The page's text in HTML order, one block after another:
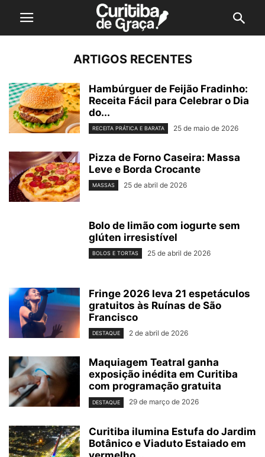
ARTIGOS RECENTES
Hambúrguer de Feijão Fradinho:
Receita Fácil para Celebrar o Dia
do...
RECEITA PRÁTICA E BARATA 25 de maio de 2026
Pizza de Forno Caseira: Massa
Leve e Borda Crocante
MASSAS 25 de abril de 2026
Bolo de limão com iogurte sem
glúten irresistível
BOLOS E TORTAS 25 de abril de 2026
Fringe 2026 leva 21 espetáculos
gratuitos às Ruínas de São
Francisco
DESTAQUE 2 de abril de 2026
Maquiagem Teatral ganha
exposição inédita em Curitiba
com programação gratuita
DESTAQUE 29 de março de 2026
Curitiba ilumina Estufa do Jardim
Botânico e Viaduto Estaiado em